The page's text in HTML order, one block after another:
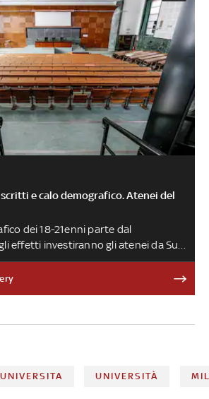
e calo demografico. Atenei del
dei 18-21enni parte dal
effetti investiranno gli atenei da Sud
la desertificazione dei corsi entro il
Venture
UNIVERSITA UNIVERSITÀ